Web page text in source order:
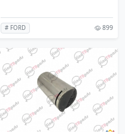
# FORD 899